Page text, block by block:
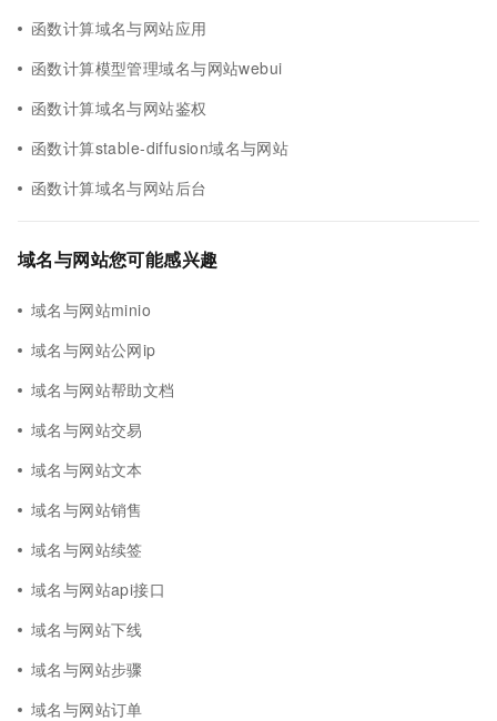
函数计算域名与网站应用
函数计算模型管理域名与网站webui
函数计算域名与网站鉴权
函数计算stable-diffusion域名与网站
函数计算域名与网站后台
域名与网站您可能感兴趣
域名与网站minio
域名与网站公网ip
域名与网站帮助文档
域名与网站交易
域名与网站文本
域名与网站销售
域名与网站续签
域名与网站api接口
域名与网站下线
域名与网站步骤
域名与网站订单